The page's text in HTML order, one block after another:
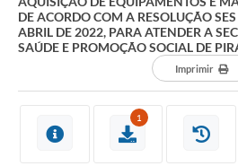
DE ACORDO COM A RESOLUÇÃO
ABRIL DE 2022, PARA ATENDER A
SAÚDE E PROMOÇÃO SOCIAL DE
Imprimir
1